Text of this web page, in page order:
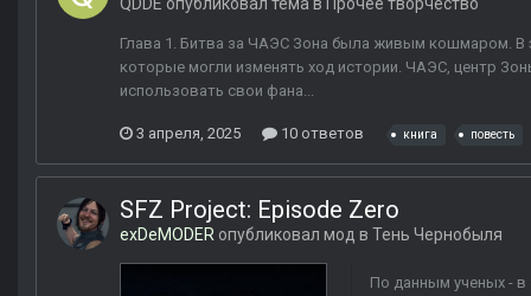
QDDE опубликовал тема в Прочее творчество
Глава 1. Битва за ЧАЭС Зона была живым кошмаром. В
которые могли изменять ход истории. ЧАЭС, центр
использовать свои фана...
3 апреля, 2025 10 ответов книга повесть
SFZ Project: Episode Zero
exDeMODER опубликовал мод в Тень Чернобыля
По данным ученых -